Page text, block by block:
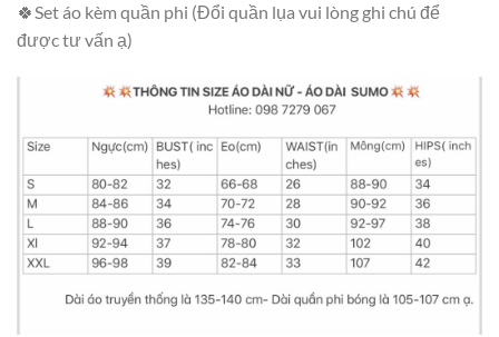
🍀Set áo kèm quần phi (Đổi quần lụa vui lòng ghi chú để
được tư vấn ạ)